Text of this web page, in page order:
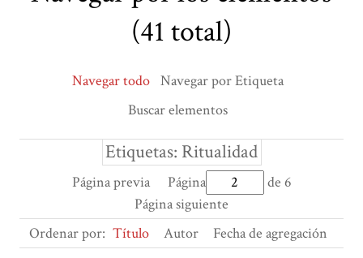
(41 total)
Navegar todo Navegar por Etiqueta
Buscar elementos
Etiquetas: Ritualidad
Página previa Página
de 6
Página siguiente
Ordenar por: Título Autor Fecha de agregación